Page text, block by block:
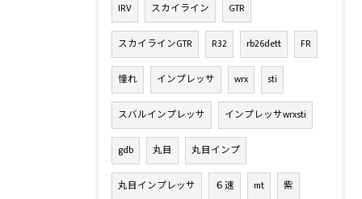
IRV スカイライン GTR
スカイラインGTR R32 rb26dett FR
憧れ インプレッサ wrx sti
スバルインプレッサ インプレッサwrxsti
gdb 丸目 丸目インプ
丸目インプレッサ ６速 mt 紫